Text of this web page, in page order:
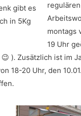
gibt es
in 5Kg
regulären
montags
19 Uhr
). Zusätzlich ist im
18-20 Uhr, den